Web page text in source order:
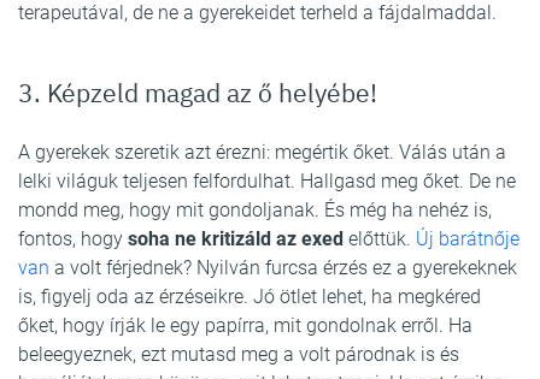
terapeutával, de ne a gyerekeidet terheld a fájdalmaddal.
3. Képzeld magad az ő helyébe!
A gyerekek szeretik azt érezni: megértik őket. Válás után a
lelki világuk teljesen felfordulhat. Hallgasd meg őket. De ne
mondd meg, hogy mit gondoljanak. És még ha nehéz is,
fontos, hogy soha ne kritizáld az exed előttük. Új barátnője
van a volt férjednek? Nyilván furcsa érzés ez a gyerekeknek
is, figyelj oda az érzéseikre. Jó ötlet lehet, ha megkéred
őket, hogy írják le egy papírra, mit gondolnak erről. Ha
beleegyeznek, ezt mutasd meg a volt párodnak is és